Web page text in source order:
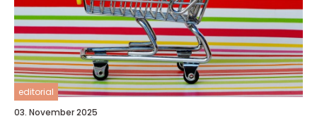
editorial
03. November 2025